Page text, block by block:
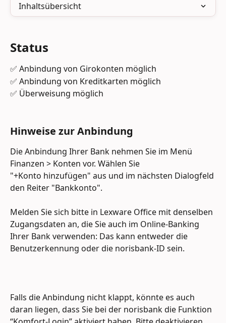
Inhaltsübersicht
Status
✅ Anbindung von Girokonten möglich
✅ Anbindung von Kreditkarten möglich
✅ Überweisung möglich
Hinweise zur Anbindung
Die Anbindung Ihrer Bank nehmen Sie im Menü
Finanzen > Konten vor. Wählen Sie
"+Konto hinzufügen" aus und im nächsten Dialogfeld
den Reiter "Bankkonto".
Melden Sie sich bitte in Lexware Office mit denselben
Zugangsdaten an, die Sie auch im Online-Banking
Ihrer Bank verwenden: Das kann entweder die
Benutzerkennung oder die norisbank-ID sein.
Falls die Anbindung nicht klappt, könnte es auch
daran liegen, dass Sie bei der norisbank die Funktion